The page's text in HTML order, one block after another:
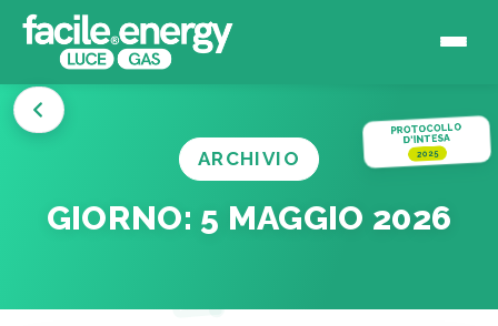
PROTOCOLLO
D'INTESA
2025
ARCHIVIO
GIORNO: 5 MAGGIO 2026